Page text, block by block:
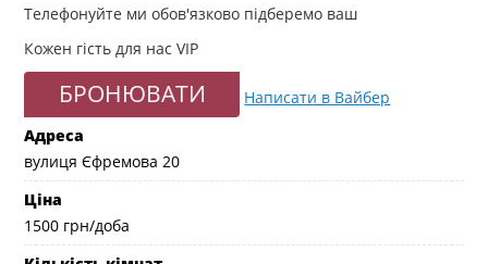
Телефонуйте ми обов'язково підберемо ваш
Кожен гість для нас VIP
БРОНЮВАТИ
Написати в Вайбер
Адреса
вулиця Єфремова 20
Ціна
1500 грн/доба